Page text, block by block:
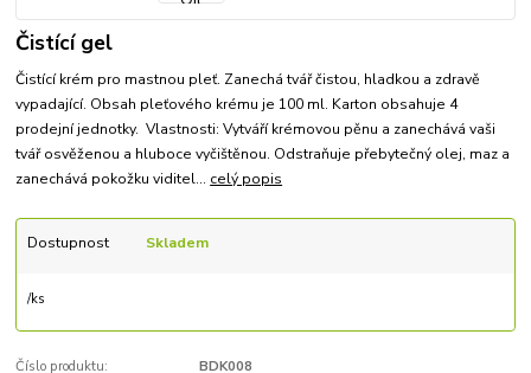
Čistící gel
Čistící krém pro mastnou pleť. Zanechá tvář čistou, hladkou a zdravě
vypadající. Obsah pleťového krému je 100 ml. Karton obsahuje 4
prodejní jednotky. Vlastnosti: Vytváří krémovou pěnu a zanechává vaši
tvář osvěženou a hluboce vyčištěnou. Odstraňuje přebytečný olej, maz a
zanechává pokožku viditel... celý popis
Dostupnost Skladem
/ks
Číslo produktu:
BDK008